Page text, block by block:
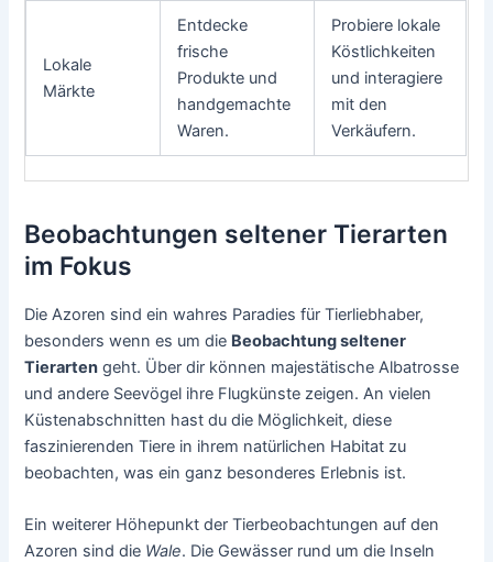
Lokale
Märkte
Entdecke
frische
Produkte und
handgemachte
Waren.
Probiere lokale
Köstlichkeiten
und interagiere
mit den
Verkäufern.
Beobachtungen seltener Tierarten
im Fokus
Die Azoren sind ein wahres Paradies für Tierliebhaber,
besonders wenn es um die Beobachtung seltener
Tierarten geht. Über dir können majestätische Albatrosse
und andere Seevögel ihre Flugkünste zeigen. An vielen
Küstenabschnitten hast du die Möglichkeit, diese
faszinierenden Tiere in ihrem natürlichen Habitat zu
beobachten, was ein ganz besonderes Erlebnis ist.
Ein weiterer Höhepunkt der Tierbeobachtungen auf den
Azoren sind die Wale. Die Gewässer rund um die Inseln